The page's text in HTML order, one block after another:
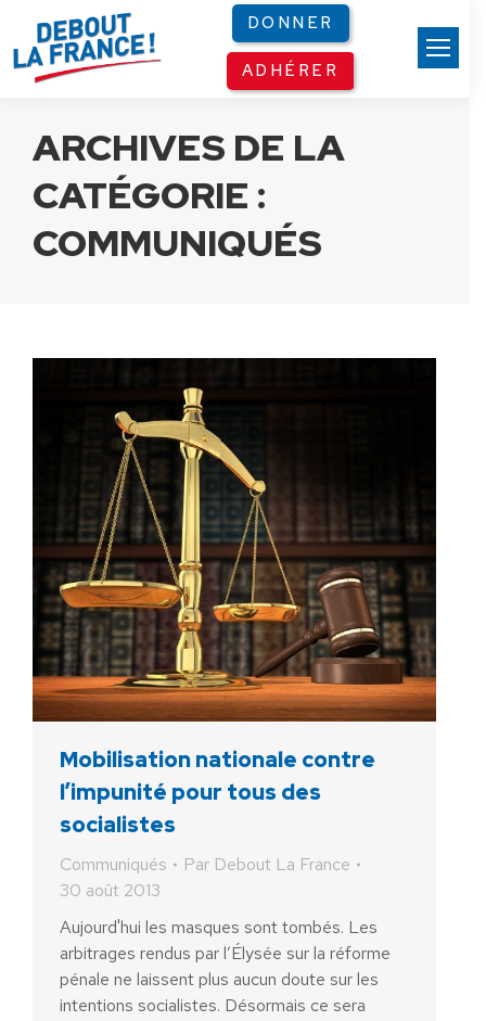
DONNER
ADHÉRER
ARCHIVES DE LA
CATÉGORIE :
COMMUNIQUÉS
Mobilisation nationale contre
l’impunité pour tous des
socialistes
Communiqués Par Debout La France
30 août 2013
Aujourd'hui les masques sont tombés. Les
arbitrages rendus par l’Élysée sur la réforme
pénale ne laissent plus aucun doute sur les
intentions socialistes. Désormais ce sera
Panneau de gestion des cookies